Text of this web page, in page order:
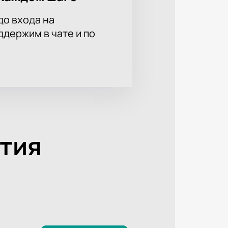
входа на
в чате и по